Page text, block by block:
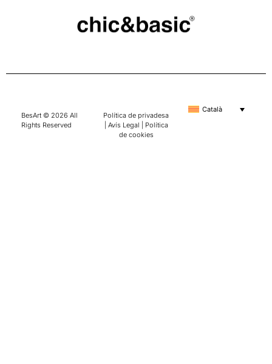
BesArt © 2026 All
Rights Reserved
Política de privadesa
Avís Legal
Política
de cookies
Català